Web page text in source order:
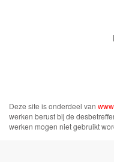
Deze site is onderdeel van
werken berust bij de
werken mogen niet gebruikt